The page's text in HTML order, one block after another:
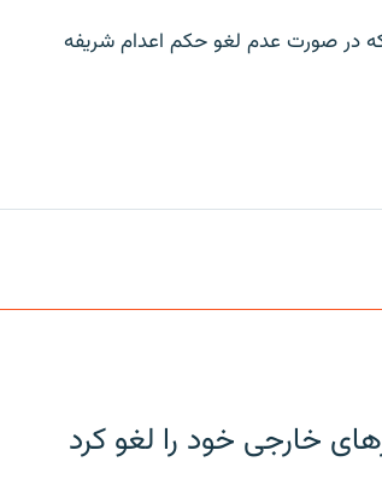
در صورت عدم لغو حکم اعدام شریفه
خارجی خود را لغو کرد